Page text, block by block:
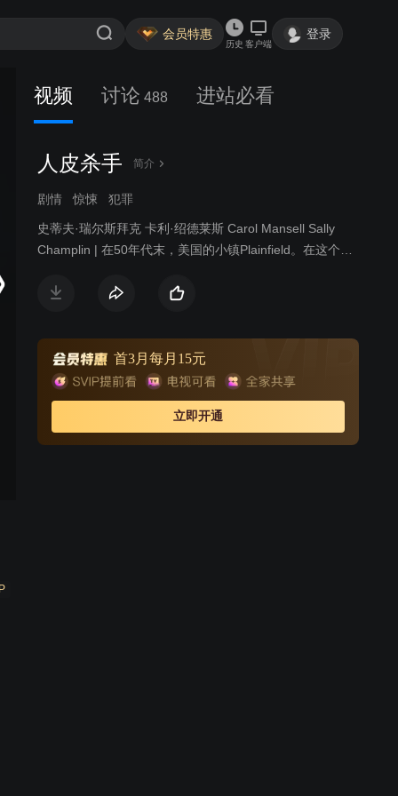
会员特惠
历史 客户端
登录
视频 讨论 488 进站必看
人皮杀手 简介
剧情 惊悚 犯罪
史蒂夫·瑞尔斯拜克 卡利·绍德莱斯 Carol Mansell Sally
Champlin | 在50年代末，美国的小镇Plainfield。在这个
战也未曾过多地扰乱人们平静的日子。也许Ed Gein（史蒂
但是这里太闭塞了，收获的谷物也早就腐烂在仓库里无人
问津，妈妈也去世了。妈妈曾是Ed生命里唯一的伴侣。她
是一个虔诚的基督徒，Ed在她无微不至的关爱下长大，每
天为Ed颂读圣经，企图用那神圣的教义为Ed引导和祈祷，
偶尔也用鞭子对Ed愚蠢的小错误给点惩罚。但是在Ed的心
首3月每月15元
立即开通